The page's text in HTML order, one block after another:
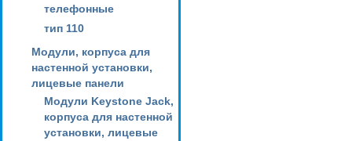
телефонные
тип 110
Модули, корпуса для
настенной установки,
лицевые панели
Модули Keystone Jack,
корпуса для настенной
установки, лицевые